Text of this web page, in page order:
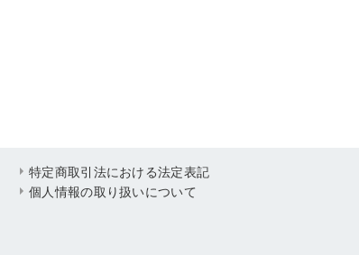
特定商取引法における法定表記
個人情報の取り扱いについて